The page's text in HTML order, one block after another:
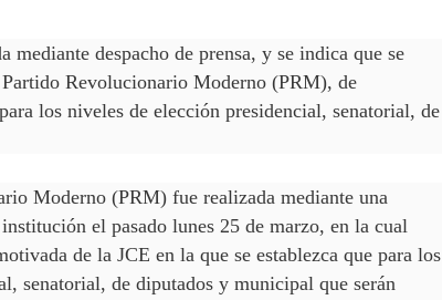
mediante despacho de prensa, y se indica que se
Revolucionario Moderno (PRM), de
los niveles de elección presidencial, senatorial, de
Moderno (PRM) fue realizada mediante una
el pasado lunes 25 de marzo, en la cual
de la JCE en la que se establezca que para los
senatorial, de diputados y municipal que serán